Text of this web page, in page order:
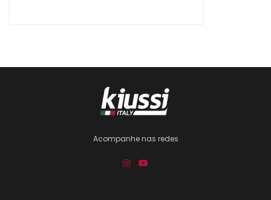
Acompanhe nas redes